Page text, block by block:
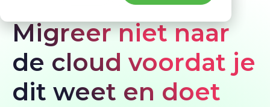
Migreer niet naar
de cloud voordat je
dit weet en doet